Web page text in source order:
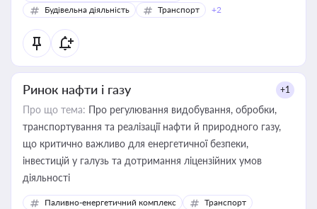
Будівельна діяльність
Транспорт +2
Ринок нафти і газу +1
Про що тема: Про регулювання видобування, обробки,
транспортування та реалізації нафти й природного газу,
що критично важливо для енергетичної безпеки,
інвестицій у галузь та дотримання ліцензійних умов
діяльності
Паливно-енергетичний комплекс
Транспорт